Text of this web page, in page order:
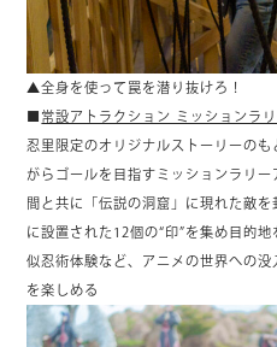
▲全身を使って罠を潜り抜けろ！
常設アトラクション ミッションラリ
忍里限定のオリジナルストーリーの
がらゴールを目指すミッションラリ
間と共に「伝説の洞窟」に現れた敵
に設置された12個の“印”を集め目的
似忍術体験など、アニメの世界への
を楽しめる